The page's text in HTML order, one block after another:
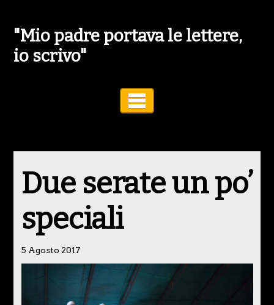
"Mio padre portava le lettere,
io scrivo"
Due serate un po’
speciali
5 Agosto 2017